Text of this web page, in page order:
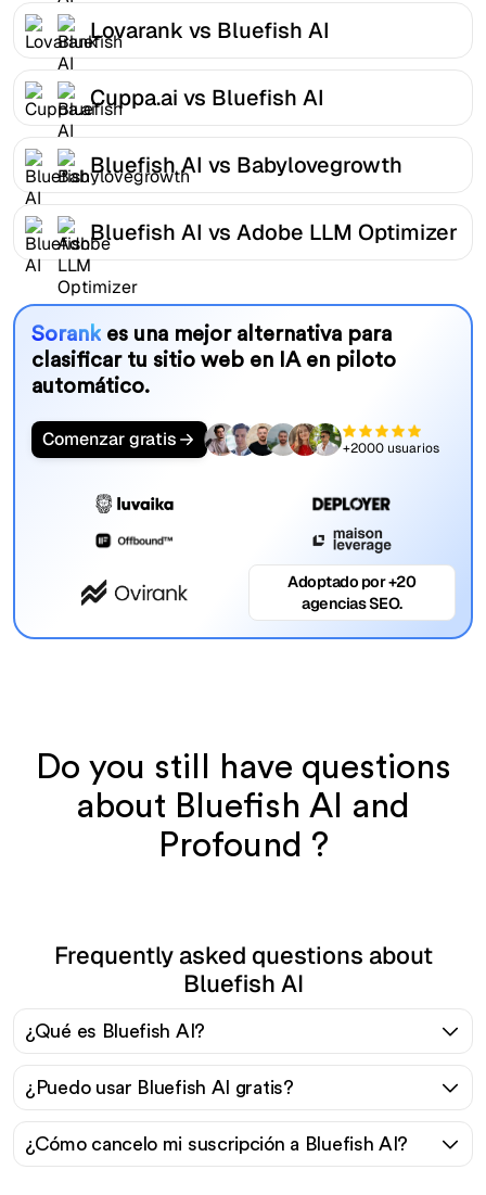
Lovarank vs Bluefish AI
Cuppa.ai vs Bluefish AI
Bluefish AI vs Babylovegrowth
Bluefish AI vs Adobe LLM Optimizer
Sorankes una mejor alternativa para
clasificar tu sitio web en IA en piloto
automático.
Comenzar gratis +2000 usuarios
Adoptado por +20
agencias SEO.
Do you still have questions
about Bluefish AI and
Profound ?
Frequently asked questions about
Bluefish AI
¿Qué es Bluefish AI?
¿Puedo usar Bluefish AI gratis?
¿Cómo cancelo mi suscripción a Bluefish AI?